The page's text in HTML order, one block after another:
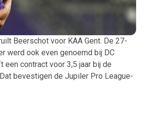
Beerschot voor KAA Gent. De 27-
werd ook even genoemd bij DC
een contract voor 3,5 jaar bij de
bevestigen de Jupiler Pro League-